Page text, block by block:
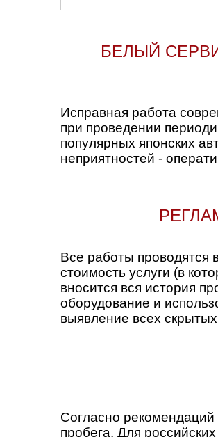
БЕЛЫЙ
Исправная работа
при проведении
популярных японских
неприятностей -
Все работы проводятся
стоимость услуги (в
вносится вся история
оборудование и
выявление всех
Согласно
пробега. Для